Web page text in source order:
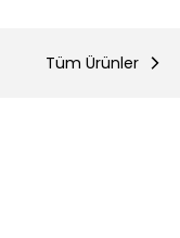
Tüm Ürünler